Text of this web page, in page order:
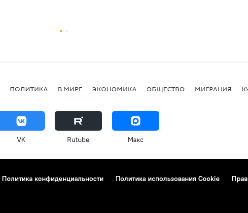
ПОЛИТИКА В МИРЕ ЭКОНОМИКА ОБЩЕСТВО МИГРАЦИЯ
VK Rutube Макс
Политика конфиденциальности Политика использования Cookie